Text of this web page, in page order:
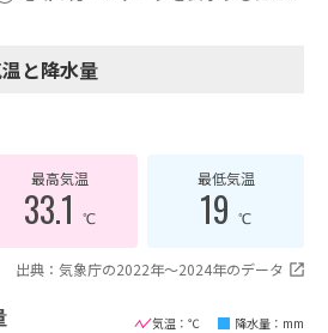
と降水量
最高気温
33.1 ℃
最低気温
19℃
出典：気象庁の2022年〜2024年のデータ
気温：℃ 降水量：mm